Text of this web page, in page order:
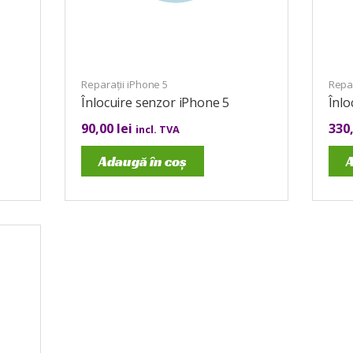
Reparații iPhone 5
Înlocuire senzor iPhone 5
90,00 lei incl. TVA
Adaugă în coș